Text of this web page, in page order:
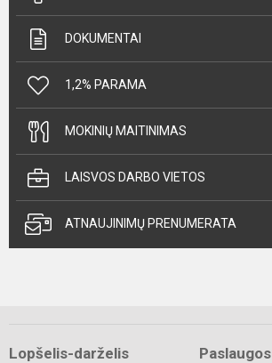
DOKUMENTAI
1,2% PARAMA
MOKINIŲ MAITINIMAS
LAISVOS DARBO VIETOS
ATNAUJINIMŲ PRENUMERATA
Lopšelis-darželis Paslaugos